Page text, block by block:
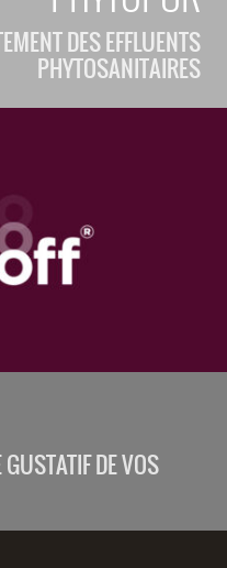
DES EFFLUENTS
PHYTOSANITAIRES
DE VOS